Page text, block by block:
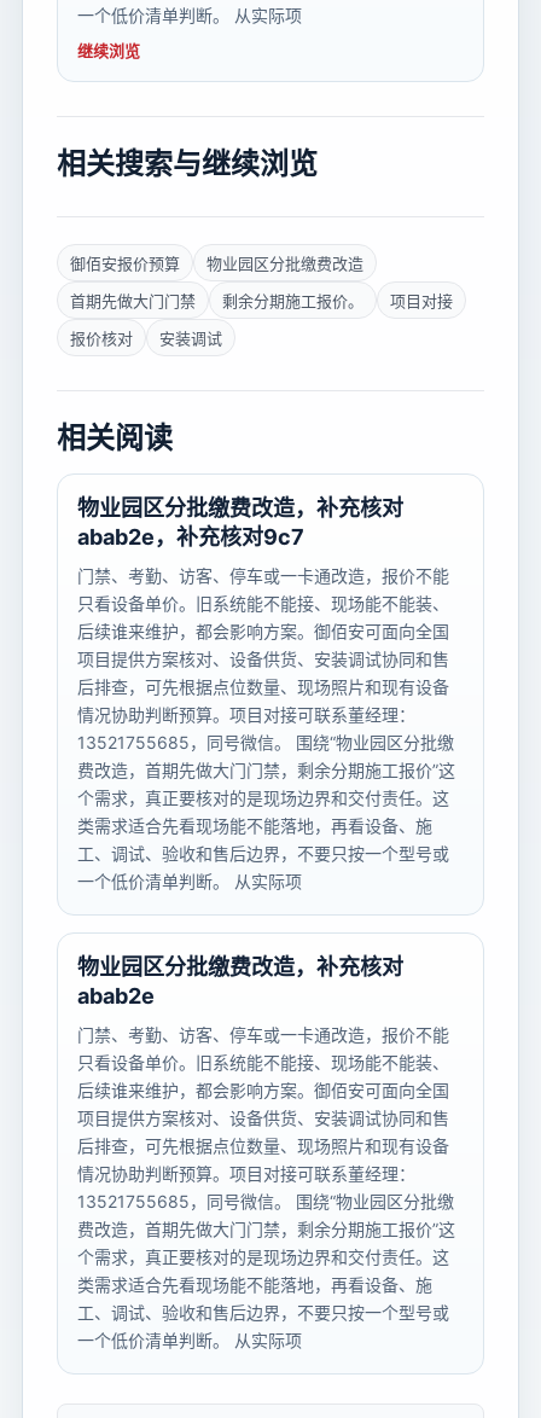
一个低价清单判断。 从实际项
继续浏览
相关搜索与继续浏览
御佰安报价预算
物业园区分批缴费改造
首期先做大门门禁
剩余分期施工报价。
项目对接
报价核对
安装调试
相关阅读
物业园区分批缴费改造，补充核对
abab2e，补充核对9c7
门禁、考勤、访客、停车或一卡通改造，报价不能
只看设备单价。旧系统能不能接、现场能不能装、
后续谁来维护，都会影响方案。御佰安可面向全国
项目提供方案核对、设备供货、安装调试协同和售
后排查，可先根据点位数量、现场照片和现有设备
情况协助判断预算。项目对接可联系董经理：
13521755685，同号微信。 围绕“物业园区分批缴
费改造，首期先做大门门禁，剩余分期施工报价”这
个需求，真正要核对的是现场边界和交付责任。这
类需求适合先看现场能不能落地，再看设备、施
工、调试、验收和售后边界，不要只按一个型号或
一个低价清单判断。 从实际项
物业园区分批缴费改造，补充核对
abab2e
门禁、考勤、访客、停车或一卡通改造，报价不能
只看设备单价。旧系统能不能接、现场能不能装、
后续谁来维护，都会影响方案。御佰安可面向全国
项目提供方案核对、设备供货、安装调试协同和售
后排查，可先根据点位数量、现场照片和现有设备
情况协助判断预算。项目对接可联系董经理：
13521755685，同号微信。 围绕“物业园区分批缴
费改造，首期先做大门门禁，剩余分期施工报价”这
个需求，真正要核对的是现场边界和交付责任。这
类需求适合先看现场能不能落地，再看设备、施
工、调试、验收和售后边界，不要只按一个型号或
一个低价清单判断。 从实际项